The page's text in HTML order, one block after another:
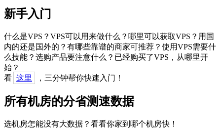
新手入门
什么是VPS？VPS可以用来做什么？哪里可以获取VPS？用国
内的还是国外的？有哪些靠谱的商家可推荐？使用VPS需要什
么技能？选购产品要注意什么？已经购买了VPS，从哪里开
始？
看 这里 ，三分钟帮你快速入门！
所有机房的分省测速数据
选机房怎能没有大数据？看看你家到哪个机房快！